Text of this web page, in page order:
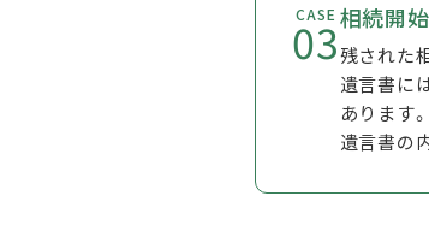
CASE
03相続開
残された
遺言書に
あります。
遺言書の